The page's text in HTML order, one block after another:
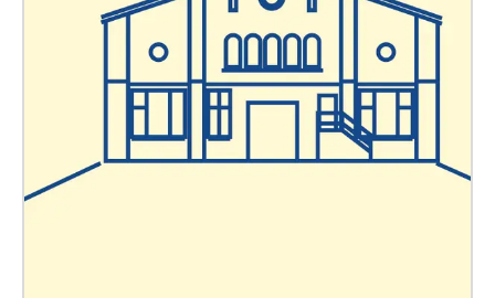
voices and approaches that critically reflect on the
politics of public space in general and on public
space in times of a pandemic crisis in particular.
Local urbanists, sociologists, architects, planners
and urban actors read out classic texts or talk about
their own approach on topics such as diversity,
digitalization, gender, the state of exception,
homlessness, and surveillance in relation to public